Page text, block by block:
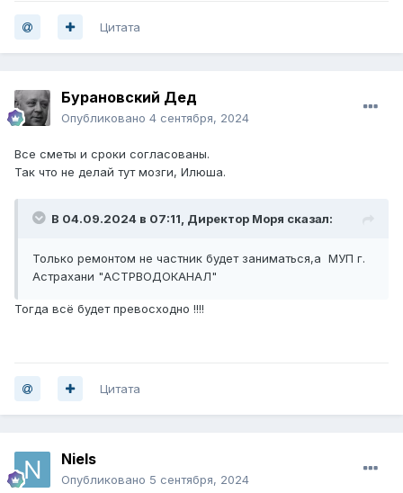
Цитата
Бурановский Дед
Опубликовано 4 сентября, 2024
Все сметы и сроки согласованы.
Так что не делай тут мозги, Илюша.
В 04.09.2024 в 07:11, Директор Моря сказал:
Только ремонтом не частник будет заниматься,а МУП г.
Астрахани "АСТРВОДОКАНАЛ"
Тогда всё будет превосходно !!!!
Цитата
Niels
Опубликовано 5 сентября, 2024